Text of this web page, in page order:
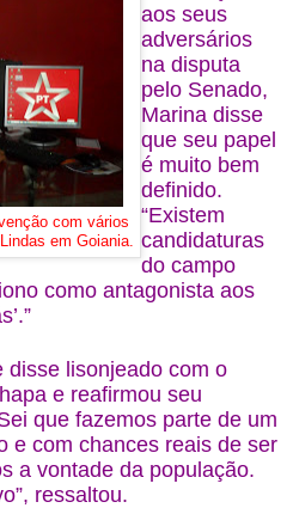
com vários
em Goiania.
aos seus
adversários
na disputa
pelo Senado,
Marina disse
que seu papel
é muito bem
definido.
“Existem
candidaturas
do campo
como antagonista aos
disse lisonjeado com o
e reafirmou seu
que fazemos parte de um
e com chances reais de ser
a vontade da população.
ressaltou.